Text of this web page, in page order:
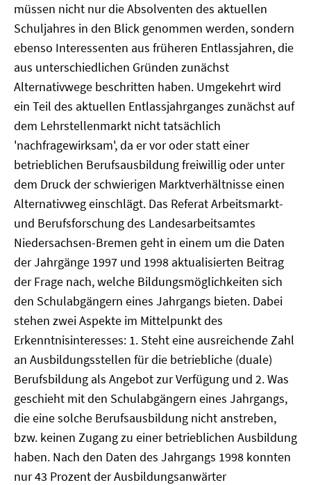
müssen nicht nur die Absolventen des aktuellen
Schuljahres in den Blick genommen werden, sondern
ebenso Interessenten aus früheren Entlassjahren, die
aus unterschiedlichen Gründen zunächst
Alternativwege beschritten haben. Umgekehrt wird
ein Teil des aktuellen Entlassjahrganges zunächst auf
dem Lehrstellenmarkt nicht tatsächlich
'nachfragewirksam', da er vor oder statt einer
betrieblichen Berufsausbildung freiwillig oder unter
dem Druck der schwierigen Marktverhältnisse einen
Alternativweg einschlägt. Das Referat Arbeitsmarkt-
und Berufsforschung des Landesarbeitsamtes
Niedersachsen-Bremen geht in einem um die Daten
der Jahrgänge 1997 und 1998 aktualisierten Beitrag
der Frage nach, welche Bildungsmöglichkeiten sich
den Schulabgängern eines Jahrgangs bieten. Dabei
stehen zwei Aspekte im Mittelpunkt des
Erkenntnisinteresses: 1. Steht eine ausreichende Zahl
an Ausbildungsstellen für die betriebliche (duale)
Berufsbildung als Angebot zur Verfügung und 2. Was
geschieht mit den Schulabgängern eines Jahrgangs,
die eine solche Berufsausbildung nicht anstreben,
bzw. keinen Zugang zu einer betrieblichen Ausbildung
haben. Nach den Daten des Jahrgangs 1998 konnten
nur 43 Prozent der Ausbildungsanwärter